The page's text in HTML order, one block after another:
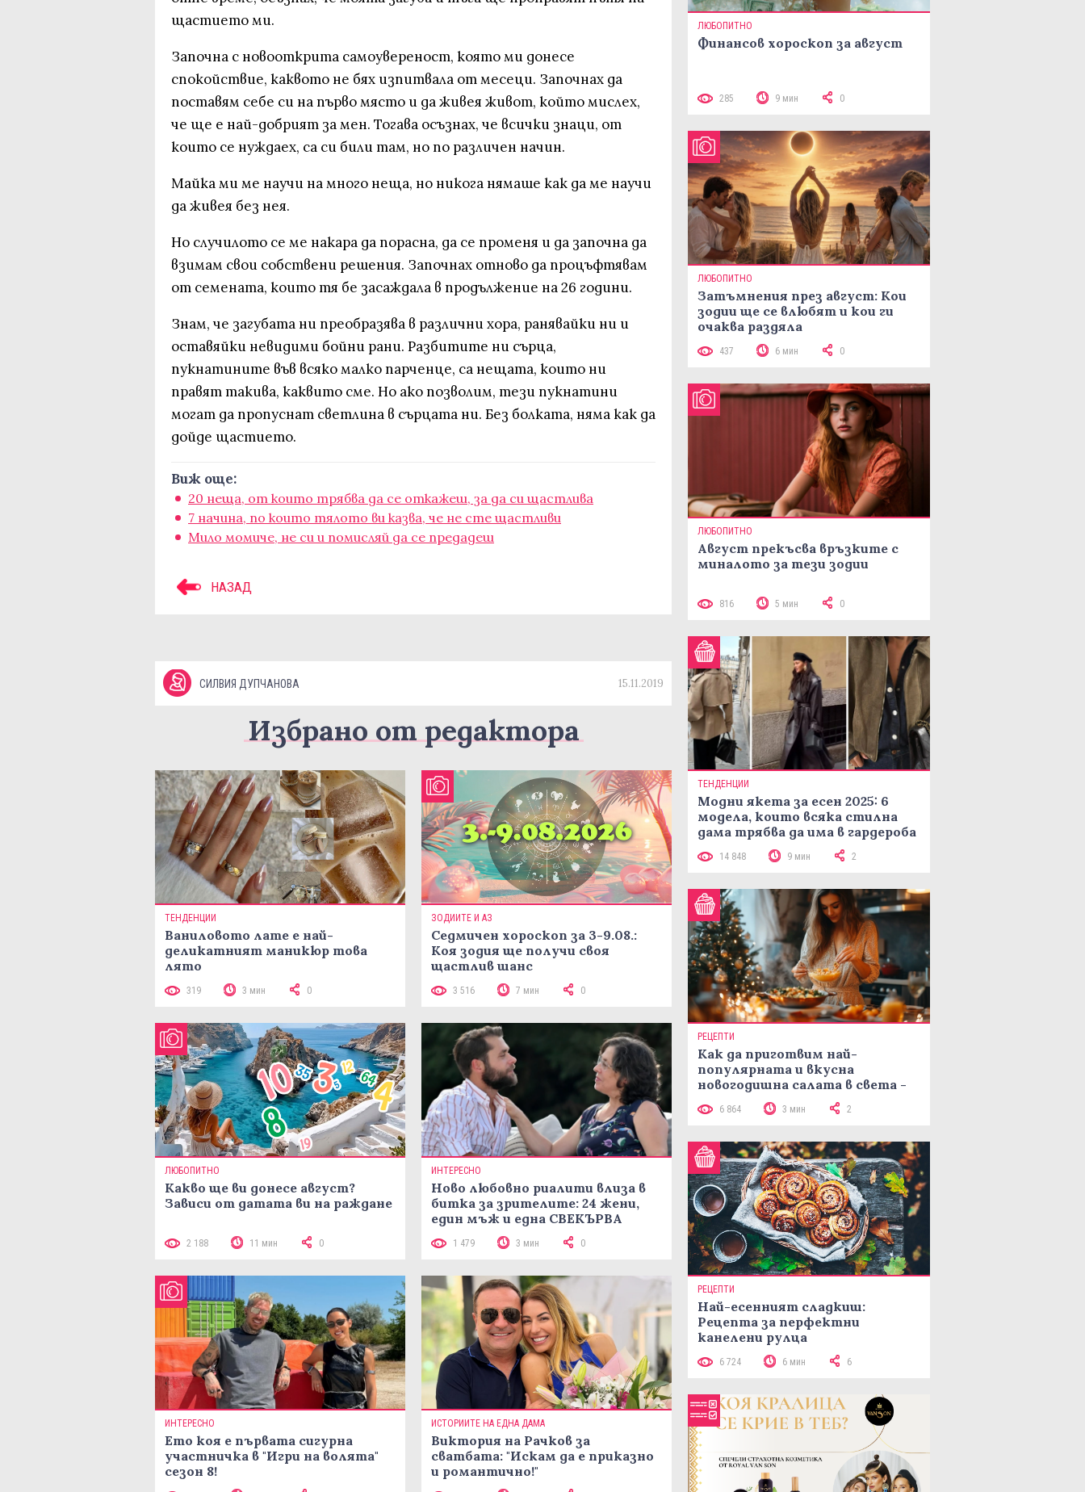
щастието ми.
Започна с новооткрита самоувереност, която ми донесе
спокойствие, каквото не бях изпитвала от месеци. Започнах да
поставям себе си на първо място и да живея живот, който мислех,
че ще е най-добрият за мен. Тогава осъзнах, че всички знаци, от
които се нуждаех, са си били там, но по различен начин.
Майка ми ме научи на много неща, но никога нямаше как да ме научи
да живея без нея.
Но случилото се ме накара да порасна, да се променя и да започна да
взимам свои собствени решения. Започнах отново да процъфтявам
от семената, които тя бе засаждала в продължение на 26 години.
Знам, че загубата ни преобразява в различни хора, ранявайки ни и
оставяйки невидими бойни рани. Разбитите ни сърца,
пукнатините във всяко малко парченце, са нещата, които ни
правят такива, каквито сме. Но ако позволим, тези пукнатини
могат да пропуснат светлина в сърцата ни. Без болката, няма как да
дойде щастието.
Виж още:
20 неща, от които трябва да се откажеш, за да си щастлива
7 начина, по които тялото ви казва, че не сте щастливи
Мило момиче, не си и помисляй да се предадеш
НАЗАД
СИЛВИЯ ДУПЧАНОВА 15.11.2019
Избрано от редактора
ТЕНДЕНЦИИ
Ваниловото лате е най-
деликатният маникюр това
лято
319 3 мин 0
ЗОДИИТЕ И АЗ
Седмичен хороскоп за 3-9.08.:
Коя зодия ще получи своя
щастлив шанс
3 516 7 мин 0
ЛЮБОПИТНО
Какво ще ви донесе август?
Зависи от датата ви на ражданe
2 188 11 мин 0
ИНТЕРЕСНО
Ново любовно риалити влиза в
битка за зрителите: 24 жени,
един мъж и една СВЕКЪРВА
1 479 3 мин 0
ИНТЕРЕСНО
Ето коя е първата сигурна
участничка в "Игри на волята"
сезон 8!
ИСТОРИИТЕ НА ЕДНА ДАМА
Виктория на Рачков за
сватбата: "Искам да е приказно
и романтично!"
ЛЮБОПИТНО
Финансов хороскоп за август
285 9 мин 0
ЛЮБОПИТНО
Затъмнения през август: Кои
зодии ще се влюбят и кои ги
очаква раздяла
437 6 мин 0
ЛЮБОПИТНО
Август прекъсва връзките с
миналото за тези зодии
816 5 мин 0
ТЕНДЕНЦИИ
Модни якета за есен 2025: 6
модела, които всяка стилна
дама трябва да има в гардероба
14 848 9 мин 2
РЕЦЕПТИ
Как да приготвим най-
популярната и вкусна
новогодишна салата в света -
рецепта Мимоза
6 864 3 мин 2
РЕЦЕПТИ
Най-есенният сладкиш:
Рецепта за перфектни
канелени рулца
6 724 6 мин 6